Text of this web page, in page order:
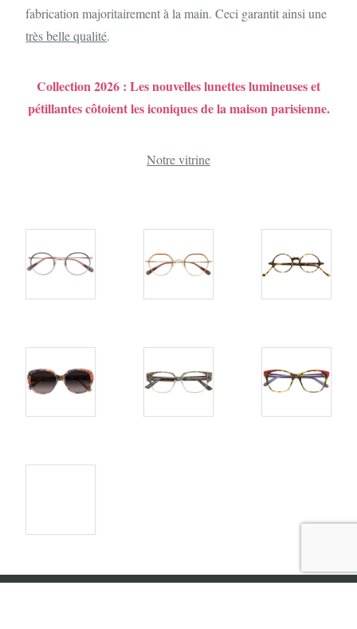
fabrication majoritairement à la main. Ceci garantit ainsi une
très belle qualité.
Collection 2026 : Les nouvelles lunettes lumineuses et
pétillantes côtoient les iconiques de la maison parisienne.
Notre vitrine